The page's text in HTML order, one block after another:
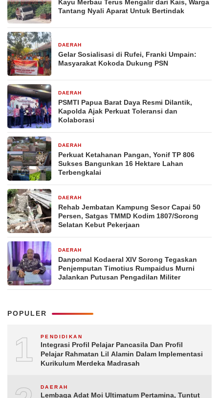
Kayu Merbau Terus Mengalir dari Kais, Warga
Tantang Nyali Aparat Untuk Bertindak
DAERAH
Gelar Sosialisasi di Rufei, Franki Umpain:
Masyarakat Kokoda Dukung PSN
DAERAH
PSMTI Papua Barat Daya Resmi Dilantik,
Kapolda Ajak Perkuat Toleransi dan
Kolaborasi
DAERAH
Perkuat Ketahanan Pangan, Yonif TP 806
Sukses Bangunkan 16 Hektare Lahan
Terbengkalai
DAERAH
Rehab Jembatan Kampung Sesor Capai 50
Persen, Satgas TMMD Kodim 1807/Sorong
Selatan Kebut Pekerjaan
DAERAH
Danpomal Kodaeral XIV Sorong Tegaskan
Penjemputan Timotius Rumpaidus Murni
Jalankan Putusan Pengadilan Militer
POPULER
1 PENDIDIKAN
Integrasi Profil Pelajar Pancasila Dan Profil
Pelajar Rahmatan Lil Alamin Dalam Implementasi
Kurikulum Merdeka Madrasah
DAERAH
Lembaga Adat Moi Ultimatum Pertamina, Tuntut